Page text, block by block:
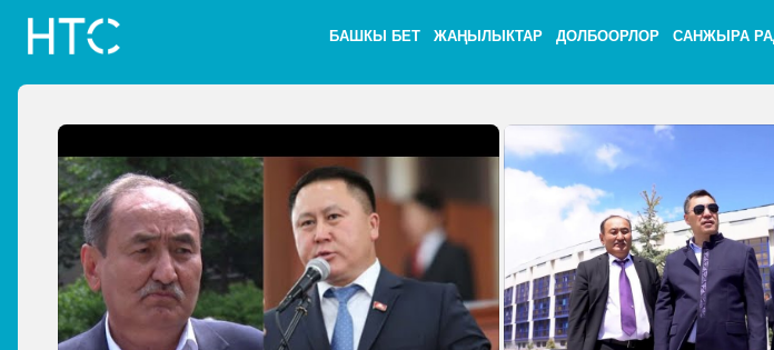
БАШКЫ БЕТ ЖАҢЫЛЫКТАР ДОЛБООРЛОР САНЖЫРА